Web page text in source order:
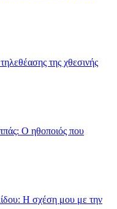
της χθεσινής
Ο ηθοποιός που
Η σχέση μου με την